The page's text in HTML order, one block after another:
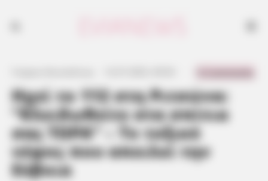
Ηχεί το 112 στη Ριτσώνα:
“Κλειδωθείτε στα σπίτια
σας ΤΩΡΑ” – Το τοξικό
νέφος που απειλεί την
Εύβοια